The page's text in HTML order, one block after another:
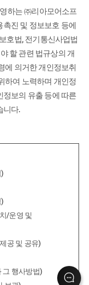
하는 ㈜리아모어소프
진 및 정보보호 등에
호법, 전기통신사업법
할 관련 법규상의 개
에 의거한 개인정보취
하여 노력하며 개인정
정보의 유출 등에 따른
니다.
/운영 및
공 및 공유)
그 행사방법)